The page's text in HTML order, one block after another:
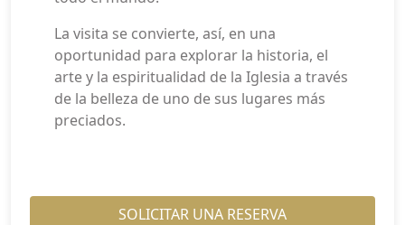
La visita se convierte, así, en una
oportunidad para explorar la historia, el
arte y la espiritualidad de la Iglesia a través
de la belleza de uno de sus lugares más
preciados.
SOLICITAR UNA RESERVA